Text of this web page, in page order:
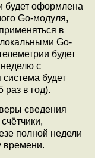
будет оформлена
Go-модуля,
в
Go-
будет
с
будет
раз в год).
сведения
полной недели
времени.